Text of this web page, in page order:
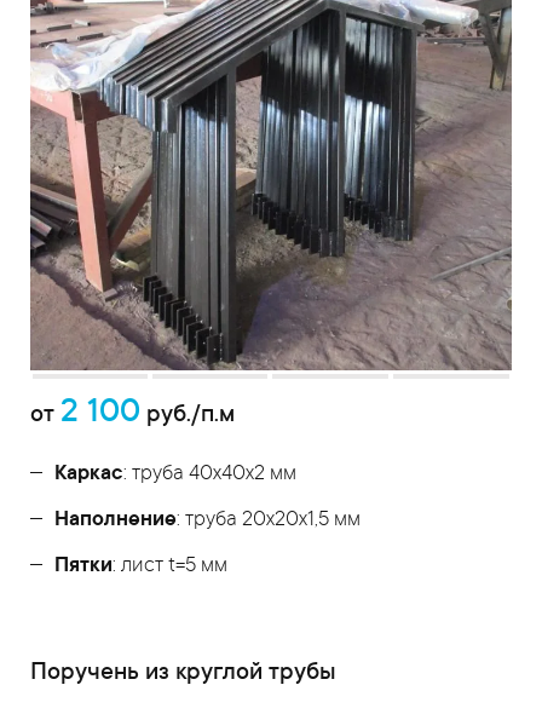
от 2 100 руб./п.м
Каркас: труба 40х40х2 мм
Наполнение: труба 20х20х1,5 мм
Пятки: лист t=5 мм
Поручень из круглой трубы